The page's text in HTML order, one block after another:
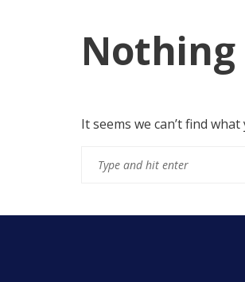
Nothing
It seems we can’t find